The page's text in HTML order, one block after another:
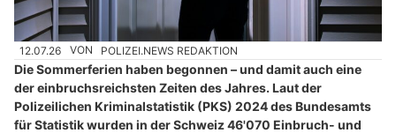
12.07.26 VON POLIZEI.NEWS REDAKTION
Die Sommerferien haben begonnen – und damit auch eine
der einbruchsreichsten Zeiten des Jahres. Laut der
Polizeilichen Kriminalstatistik (PKS) 2024 des Bundesamts
für Statistik wurden in der Schweiz 46'070 Einbruch- und